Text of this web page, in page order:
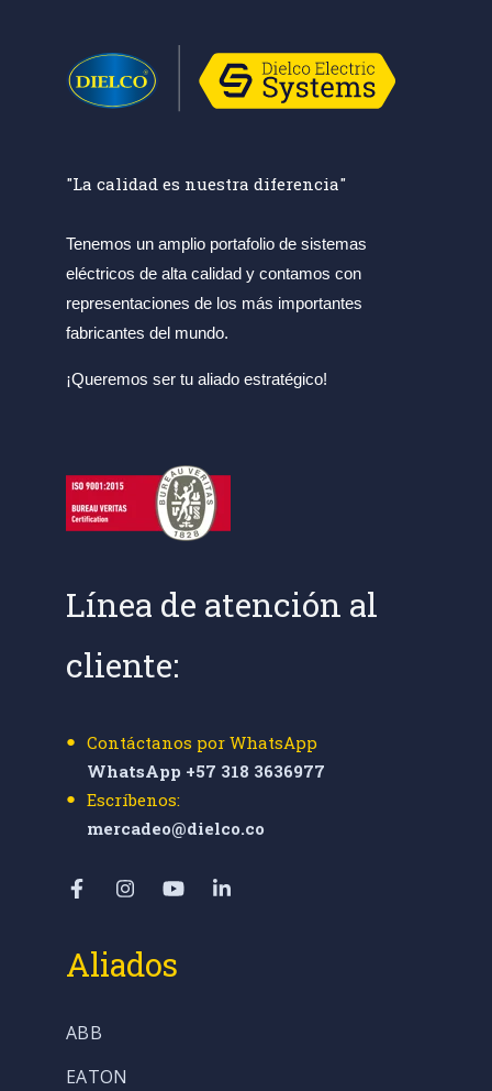
"La calidad es nuestra diferencia"
Tenemos un amplio portafolio de sistemas
eléctricos de alta calidad y contamos con
representaciones de los más importantes
fabricantes del mundo.
¡Queremos ser tu aliado estratégico!
Línea de atención al
cliente:
Contáctanos por WhatsApp
WhatsApp +57 318 3636977
Escríbenos:
mercadeo@dielco.co
Aliados
ABB
EATON